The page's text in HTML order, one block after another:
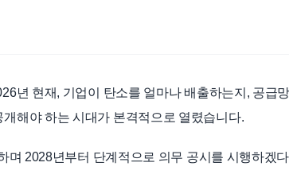
년 현재, 기업이 탄소를 얼마나 배출하는지, 공급
해야 하는 시대가 본격적으로 열렸습니다.
2028년부터 단계적으로 의무 공시를 시행하겠